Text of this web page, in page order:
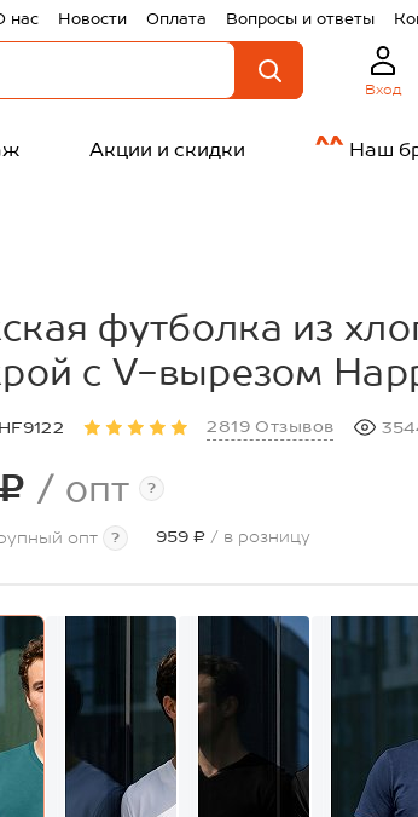
нас Новости Оплата Вопросы и ответы
Вход
Акции и скидки Наш
футболка из
с V-вырезом
HF9122 2819 Отзывов
/ опт ?
опт ? 959 ₽ / в розницу